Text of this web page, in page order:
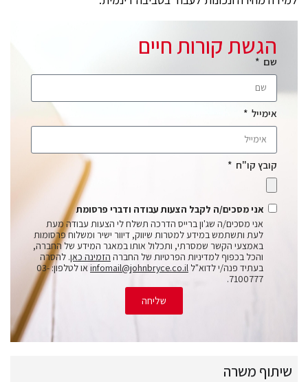
הגשת קורות חיים
שם
אימייל
קובץ קו"ח
אני מסכים/ה לקבל הצעות עבודה ודברי פרסומת
אני מסכים/ה שג'ון ברייס הדרכה תשלח לי הצעות עבודה מעת
לעת ותשתמש במידע למטרות שיווק, דיוור ישיר ומשלוח פרסומות
באמצעי הקשר שמסרתי, ותכלול אותו במאגר המידע של החברה,
והכל בכפוף למדיניות הפרטיות של החברה הזמינה כאן. להסרה
בעתיד פנה/י לדוא"ל infomail@johnbryce.co.il
או לטלפון: 03-
7100777.
שליחה
שיתוף משרה